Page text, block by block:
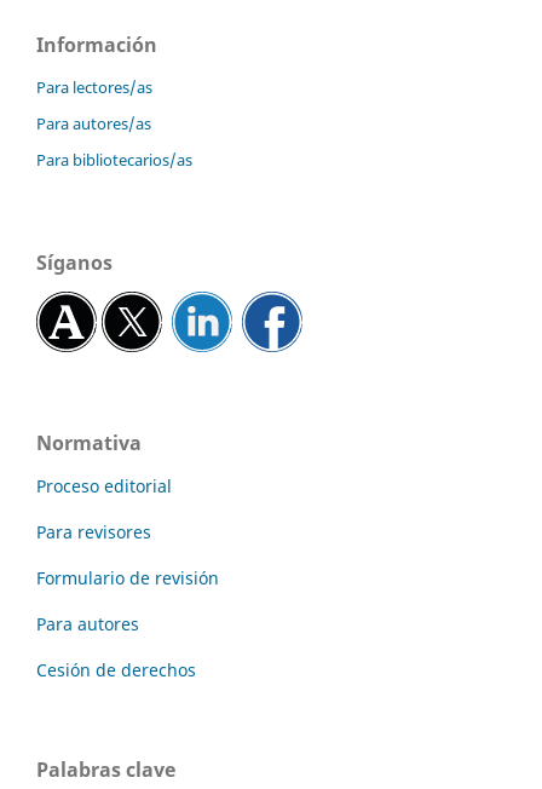
Información
Para lectores/as
Para autores/as
Para bibliotecarios/as
Síganos
Normativa
Proceso editorial
Para revisores
Formulario de revisión
Para autores
Cesión de derechos
Palabras clave